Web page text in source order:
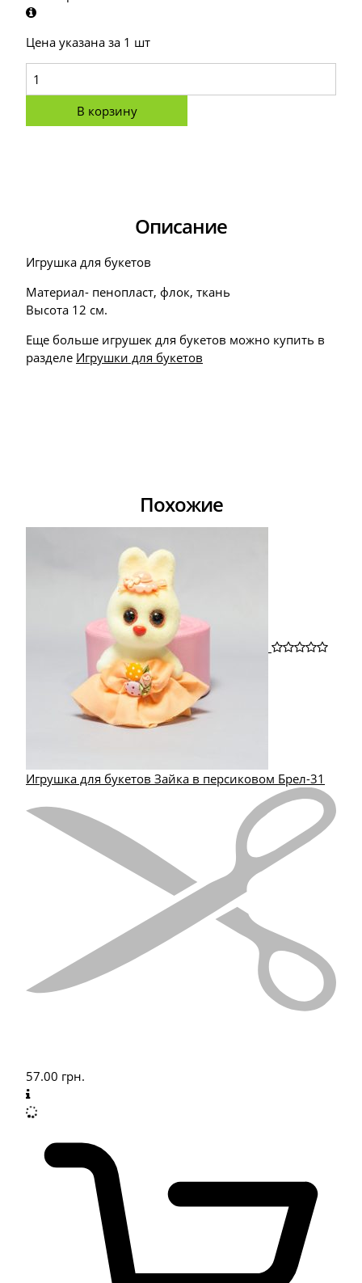
Цена указана за 1 шт
В корзину
Описание
Игрушка для букетов
Материал- пенопласт, флок, ткань
Высота 12 см.
Еще больше игрушек для букетов можно купить в
разделе Игрушки для букетов
Похожие
Игрушка для букетов Зайка в персиковом Брел-31
57.00 грн.